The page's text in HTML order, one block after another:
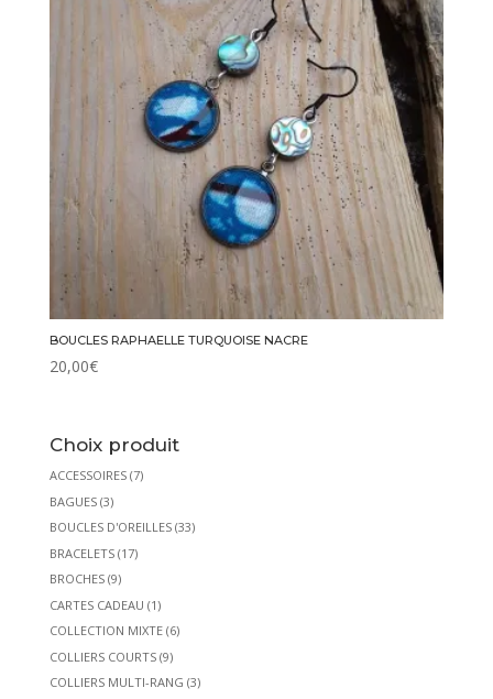
BOUCLES RAPHAELLE TURQUOISE NACRE
20,00€
Choix produit
ACCESSOIRES (7)
BAGUES (3)
BOUCLES D'OREILLES (33)
BRACELETS (17)
BROCHES (9)
CARTES CADEAU (1)
COLLECTION MIXTE (6)
COLLIERS COURTS (9)
COLLIERS MULTI-RANG (3)